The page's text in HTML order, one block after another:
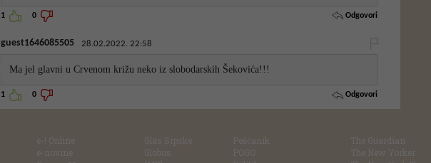
1 0 Odgovori
guest1646085505 28.02.2022. 22:58
Ma jel glavni u Crvenom križu neko iz slobodarskih Šekovića!!!
1 0 Odgovori
e-! Online
e-novine
Glas Srpske
Globus
Pešćanik
POGO
The Guardian
The New Yorker